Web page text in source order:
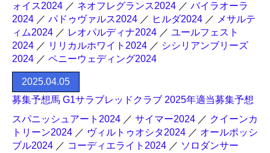
ォイス2024 ／ ネオフレグランス2024 ／ バイラオーラ
2024 ／ パドゥヴァルス2024 ／ ヒルダ2024 ／ メサルテ
ィム2024 ／ レオパルディナ2024 ／ ユールフェスト
2024 ／ リリカルホワイト2024 ／ シシリアンブリーズ
2024 ／ ペニーウェディング2024
2025.04.05
募集予想馬 G1サラブレッドクラブ 2025年適当募集予想
スパニッシュアート2024 ／ サイマー2024 ／ クイーンカ
トリーン2024 ／ ヴィルトゥオシタ2024 ／ オールポッシ
ブル2024 ／ コーディエライト2024 ／ ソロダンサー